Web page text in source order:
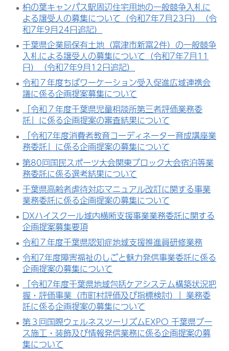
柏の葉キャンパス駅周辺住宅用地の一般競争入札に
よる譲受人の募集について（令和7年7月23日）（令
和7年9月24日追記）
千葉県企業局保有土地（富津市新富2件）の一般競争
入札による譲受人の募集について（令和7年7月11
日）（令和7年9月12日追記）
令和７年度ちばワーケーション受入促進広域連携会
議に係る企画提案募集について
「令和７年度千葉県児童相談所第三者評価業務委
託」に係る企画提案の審査結果について
「令和7年度消費者教育コーディネーター育成講座業
務委託」に係る企画提案の募集について
第80回国民スポーツ大会関東ブロック大会宿泊等業
務委託に係る選考結果について
千葉県高齢者虐待対応マニュアル改訂に関する事業
業務委託に係る企画提案の募集について
DXハイスクール域内横断支援事業業務委託に関する
企画提案募集要項
令和７年度千葉県認知症地域支援推進員研修業務
令和7年度障害福祉のしごと魅力発信事業委託に係る
企画提案の募集について
「令和7年度千葉県地域包括ケアシステム構築状況把
握・評価事業（市町村評価及び指標検討）」業務委
託に係る企画提案の募集について
第３回国際ウェルネスツーリズムEXPO 千葉県ブー
ス施工・装飾及び情報発信業務に係る企画提案の募
集について